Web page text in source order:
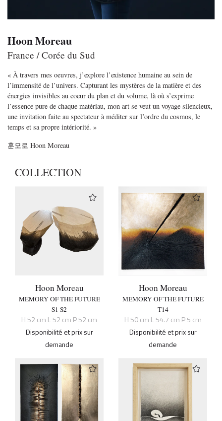
Hoon Moreau
France / Corée du Sud
« À travers mes oeuvres, j’explore l’existence humaine au sein de
l’immensité de l’univers. Capturant les mystères de la matière et des
énergies invisibles au coeur du plan et du volume, là où s’exprime
l’essence pure de chaque matériau, mon art se veut un voyage silencieux,
une invitation faite au spectateur à méditer sur l’ordre du cosmos, le
temps et sa propre intériorité. »
훈모로 Hoon Moreau
COLLECTION
Hoon Moreau
MEMORY OF THE FUTURE
S1 S2
H 52 cm L 52 cm P 52 cm
Disponibilité et prix sur
demande
Hoon Moreau
MEMORY OF THE FUTURE
T14
H 50 cm L 54.7 cm P 5 cm
Disponibilité et prix sur
demande